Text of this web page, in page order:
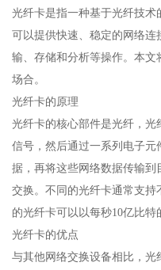
光纤卡是指一种基于光纤技术
可以提供快速、稳定的网络
输、存储和分析等操作。本文
场合。
光纤卡的原理
光纤卡的核心部件是光纤，
信号，然后通过一系列电子
据，再将这些网络数据传输
交换。不同的光纤卡通常支持
的光纤卡可以以每秒10亿比特
光纤卡的优点
与其他网络交换设备相比，